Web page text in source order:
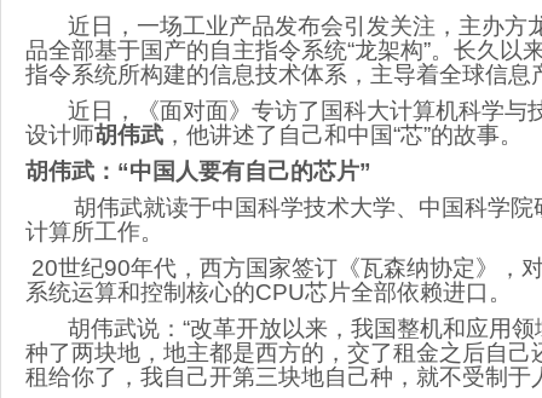
近日，一场工业产品发布会引发关注，主办
品全部基于国产的自主指令系统“龙架构”。长久
指令系统所构建的信息技术体系，主导着全球信息
近日，《面对面》专访了国科大计算机科学与
设计师胡伟武 ，他讲述了自己和中国“芯”的故事。
胡伟武：“中国人要有自己的芯片”
胡伟武就读于中国科学技术大学、中国科学院
计算所工作。
20世纪90年代，西方国家签订《瓦森纳协定》，
系统运算和控制核心的CPU芯片全部依赖进口。
胡伟武说：“改革开放以来，我国整机和应用领
种了两块地，地主都是西方的，交了租金之后自
租给你了，我自己开第三块地自己种，就不受制于